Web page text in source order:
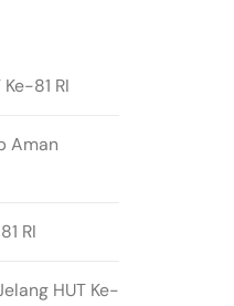
81 RI
Aman
RI
HUT Ke-